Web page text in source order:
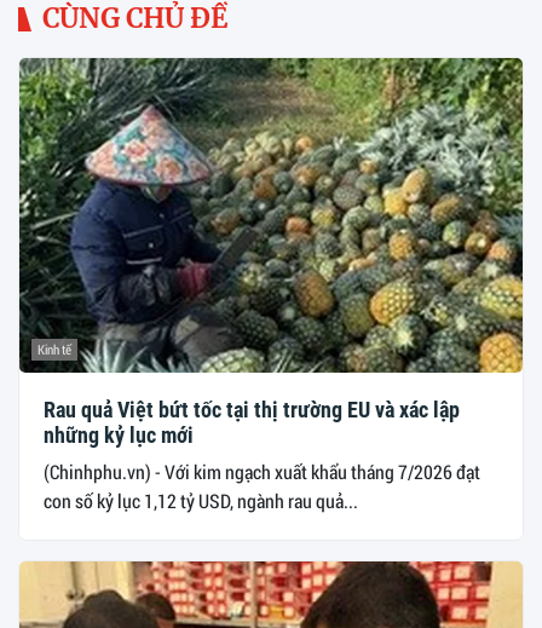
CÙNG CHỦ ĐỀ
Kinh tế
Rau quả Việt bứt tốc tại thị trường EU và xác lập
những kỷ lục mới
(Chinhphu.vn) - Với kim ngạch xuất khẩu tháng 7/2026 đạt
con số kỷ lục 1,12 tỷ USD, ngành rau quả...